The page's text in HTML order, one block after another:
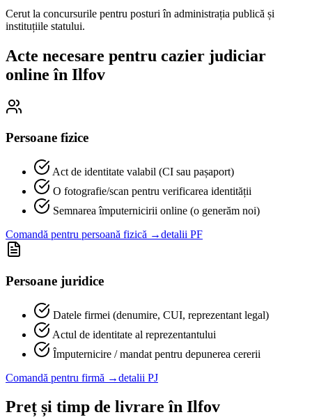
Cerut la concursurile pentru posturi în administrația publică și
instituțiile statului.
Acte necesare pentru cazier judiciar
online în Ilfov
Persoane fizice
Act de identitate valabil (CI sau pașaport)
O fotografie/scan pentru verificarea identității
Semnarea împuternicirii online (o generăm noi)
Comandă pentru persoană fizică →detalii PF
Persoane juridice
Datele firmei (denumire, CUI, reprezentant legal)
Actul de identitate al reprezentantului
Împuternicire / mandat pentru depunerea cererii
Comandă pentru firmă →detalii PJ
Preț și timp de livrare în Ilfov